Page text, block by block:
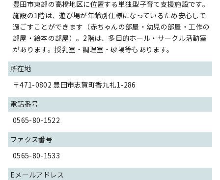
豊田市東部の高橋地区に位置する単独型子育て支援施設です。
施設の1階は、遊び場が年齢別仕様になっているため安心して
過ごすことができます（赤ちゃんの部屋・幼児の部屋・工作の
部屋・絵本の部屋）。2階は、多目的ホール・サークル活動室
があります。授乳室・調理室・砂場等もあります。
所在地
〒471-0802 豊田市志賀町香九礼1-286
電話番号
0565-80-1522
ファクス番号
0565-80-1533
Eメールアドレス